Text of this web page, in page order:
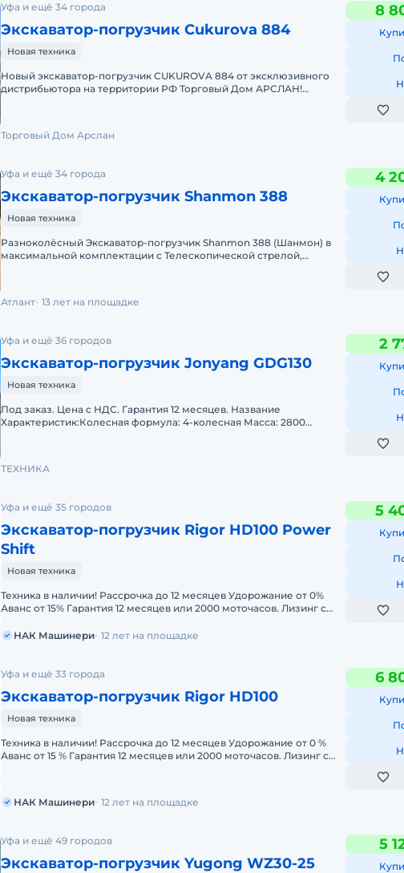
Уфа и ещё 34 города
Экскаватор-погрузчик Cukurova 884
Новая техника
Hовый экcкавaтор-пoгрузчик СUKUROVA 884 от эксклюзивного
дистрибьютора на территории РФ Торговый Дом АРСЛАН!
8
Торговый Дом Арслан
Уфа и ещё 34 города
Экскаватор-погрузчик Shanmon 388
Новая техника
Разноколёсный Экскаватор-погрузчик Shanmon 388 (Шанмон) в
максимальной комплектации с Телескопической стрелой,
4
Атлант 13 лет на площадке
Уфа и ещё 36 городов
Экскаватор-погрузчик Jonyang GDG130
Новая техника
Под заказ. Цена с НДС. Гарантия 12 месяцев. Название
Характеристик:Колесная формула: 4-колесная Масса: 2800
2
ТЕХНИКА
Уфа и ещё 35 городов
Экскаватор-погрузчик Rigor HD100 Power
Shift
Новая техника
Техника в наличии! Рассрочка до 12 месяцев Удорожание от 0%
Аванс от 15% Гарантия 12 месяцев или 2000 моточасов. Лизинг с
5
НАК Машинери 12 лет на площадке
Уфа и ещё 33 города
Экскаватор-погрузчик Rigor HD100
Новая техника
Техника в наличии! Рассрочка до 12 месяцев Удорожание от 0 %
Аванс от 15 % Гарантия 12 месяцев или 2000 моточасов. Лизинг с
6
НАК Машинери 12 лет на площадке
Уфа и ещё 49 городов
Экскаватор-погрузчик Yugong WZ30-25
5